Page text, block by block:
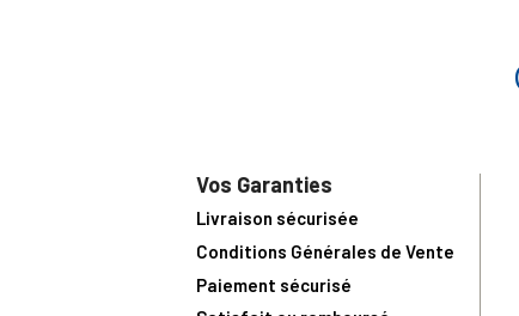
Vos Garanties
Livraison sécurisée
Conditions Générales de Vente
Paiement sécurisé